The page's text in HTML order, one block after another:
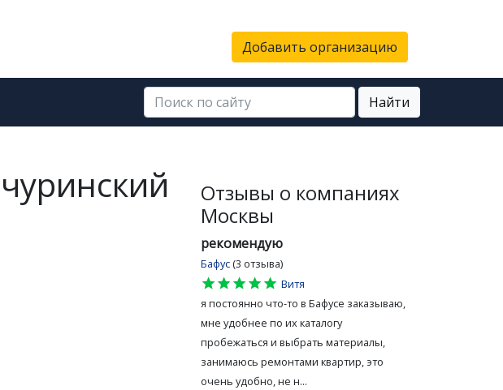
Добавить организацию
Найти
Отзывы о компаниях
Москвы
рекомендую
Бафус (3 отзыва)
star
star
star
star
star
Витя
я постоянно что-то в Бафусе заказываю,
мне удобнее по их каталогу
пробежаться и выбрать материалы,
занимаюсь ремонтами квартир, это
очень удобно, не н...